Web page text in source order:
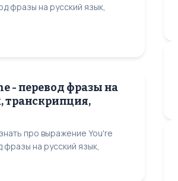
фразы на русский язык,
- перевод фразы на
транскрипция,
про выражение You're
на русский язык,